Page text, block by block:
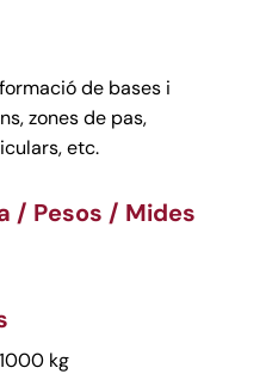
de bases i
zones de pas,
etc.
/ Pesos / Mides
kg